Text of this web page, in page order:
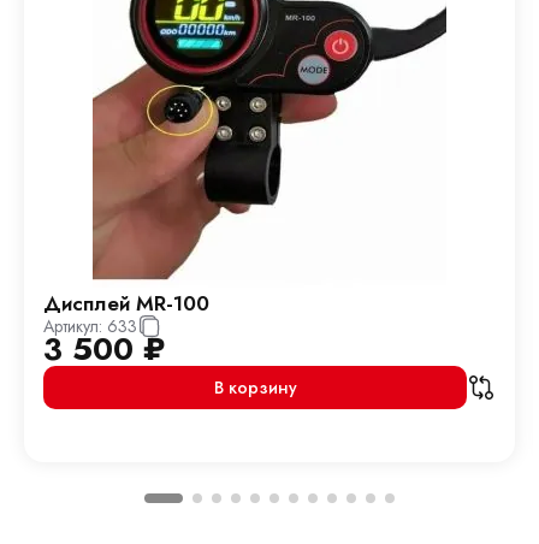
Дисплей MR-100
Артикул: 633
3 500₽
В корзину